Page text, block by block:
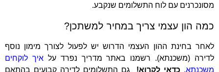
מסונכרנים עם לוח התשלומים שנקבע.
כמה הון עצמי צריך במחיר למשתכן?
לאחר בחינת ההון העצמי הדרוש יש לפעול לצורך מימון נוסף
לדירה (משכנתא). רשמנו באתר מדריך נפרד עלאיך לוקחים
משכנתא, כדאי לקרוא! גם התשלומים לדירה קבועים בהתאם